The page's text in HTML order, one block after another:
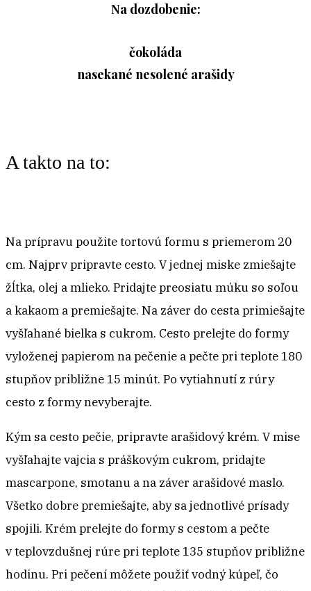
Na dozdobenie:
čokoláda
nasekané nesolené arašidy
A takto na to:
Na prípravu použite tortovú formu s priemerom 20
cm. Najprv pripravte cesto. V jednej miske zmiešajte
žĺtka, olej a mlieko. Pridajte preosiatu múku so soľou
a kakaom a premiešajte. Na záver do cesta primiešajte
vyšľahané bielka s cukrom. Cesto prelejte do formy
vyloženej papierom na pečenie a pečte pri teplote 180
stupňov približne 15 minút. Po vytiahnutí z rúry
cesto z formy nevyberajte.
Kým sa cesto pečie, pripravte arašidový krém. V mise
vyšľahajte vajcia s práškovým cukrom, pridajte
mascarpone, smotanu a na záver arašidové maslo.
Všetko dobre premiešajte, aby sa jednotlivé prísady
spojili. Krém prelejte do formy s cestom a pečte
v teplovzdušnej rúre pri teplote 135 stupňov približne
hodinu. Pri pečení môžete použiť vodný kúpeľ, čo